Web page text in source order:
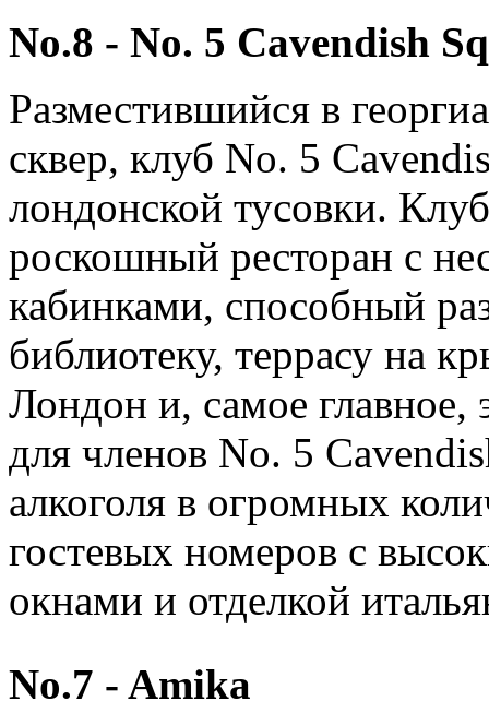
No.8 - No. 5 Cavendish
Разместившийся в
сквер, клуб No. 5
лондонской тусовки.
роскошный ресторан с
кабинками, способный
библиотеку, террасу на
Лондон и, самое главное,
для членов No. 5
алкоголя в огромных
гостевых номеров с
окнами и отделкой
No.7 - Amika